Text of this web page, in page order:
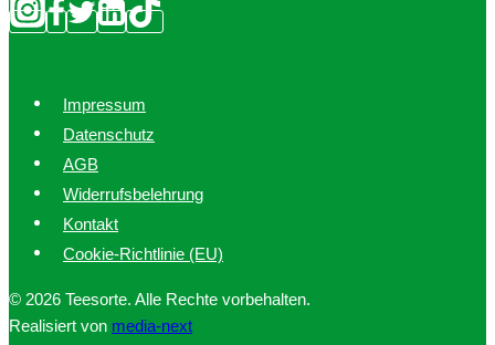
Impressum
Datenschutz
AGB
Widerrufsbelehrung
Kontakt
Cookie-Richtlinie (EU)
© 2026 Teesorte. Alle Rechte vorbehalten.
Realisiert von media-next